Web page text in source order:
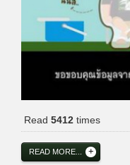
Read 5412 times
READ MORE...